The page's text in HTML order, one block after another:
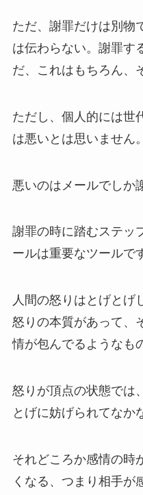
ただ、謝罪だけは別物
は伝わらない。謝罪す
だ、これはもちろん、
ただし、個人的には世
は悪いとは思いません。
悪いのはメールでしか
謝罪の時に踏むステッ
ールは重要なツールで
人間の怒りはとげとげ
怒りの本質があって、
情が包んでるようなも
怒りが頂点の状態では
とげに妨げられてなか
それどころか感情の時
くなる、つまり相手が